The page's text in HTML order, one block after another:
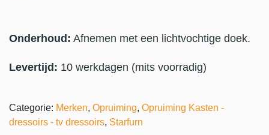
Onderhoud: Afnemen met een lichtvochtige doek.
Levertijd: 10 werkdagen (mits voorradig)
Categorie: Merken, Opruiming, Opruiming Kasten -
dressoirs - tv dressoirs, Starfurn